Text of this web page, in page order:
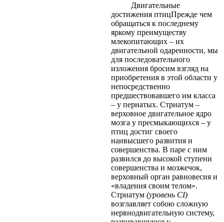
Двигательные
достижения птицПрежде чем
обращаться к последнему
яркому преимуществу
млекопитающих – их
двигательной одаренности, мы
для последовательного
изложения бросим взгляд на
приобретения в этой области у
непосредственно
предшествовавшего им класса
– у пернатых. Стриатум –
верховное двигательное ядро
мозга у пресмыкающихся – у
птиц достиг своего
наивысшего развития и
совершенства. В паре с ним
развился до высокой ступени
совершенства и мозжечок,
верховный орган равновесия и
«владения своим телом».
Стриатум (уровень CI)
возглавляет собою сложную
нервнодвигательную систему,